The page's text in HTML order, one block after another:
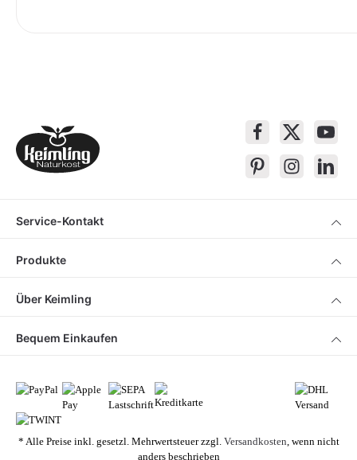
Service-Kontakt
Produkte
Über Keimling
Bequem Einkaufen
* Alle Preise inkl. gesetzl. Mehrwertsteuer zzgl. Versandkosten , wenn nicht
anders beschrieben